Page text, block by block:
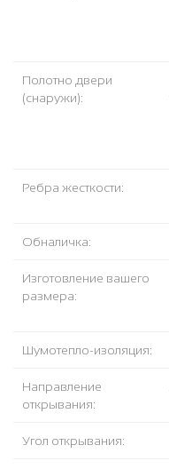
Полотно двери
(снаружи):
Ребра жесткости:
Обналичка:
Изготовление вашего
размера:
Шумотепло-изоляция:
Направление
открывания:
Угол открывания: